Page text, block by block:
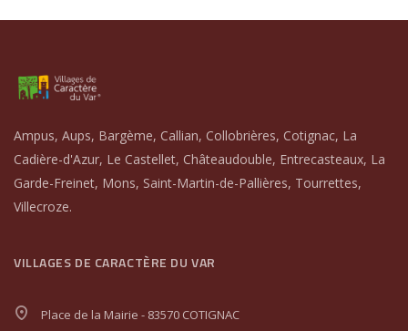
Ampus, Aups, Bargème, Callian, Collobrières, Cotignac, La
Cadière-d'Azur, Le Castellet, Châteaudouble, Entrecasteaux, La
Garde-Freinet, Mons, Saint-Martin-de-Pallières, Tourrettes,
Villecroze.
VILLAGES DE CARACTÈRE DU VAR
Place de la Mairie - 83570 COTIGNAC